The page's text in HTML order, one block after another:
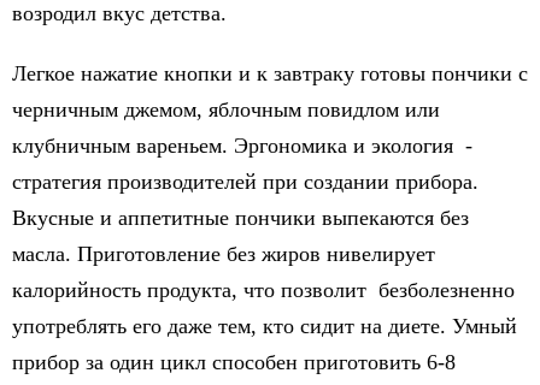
возродил вкус детства.
Легкое нажатие кнопки и к завтраку готовы пончики с
черничным джемом, яблочным повидлом или
клубничным вареньем. Эргономика и экология -
стратегия производителей при создании прибора.
Вкусные и аппетитные пончики выпекаются без
масла. Приготовление без жиров нивелирует
калорийность продукта, что позволит безболезненно
употреблять его даже тем, кто сидит на диете. Умный
прибор за один цикл способен приготовить 6-8